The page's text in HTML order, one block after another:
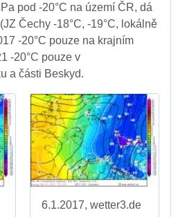
pod -20°C na území ČR, dá
Čechy -18°C, -19°C, lokálně
-20°C pouze na krajním
-20°C pouze v
a části Beskyd.
6.1.2017, wetter3.de